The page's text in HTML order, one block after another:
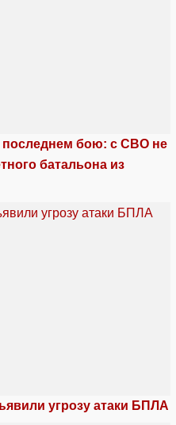
бою: с СВО не
батальона из
угрозу атаки БПЛА